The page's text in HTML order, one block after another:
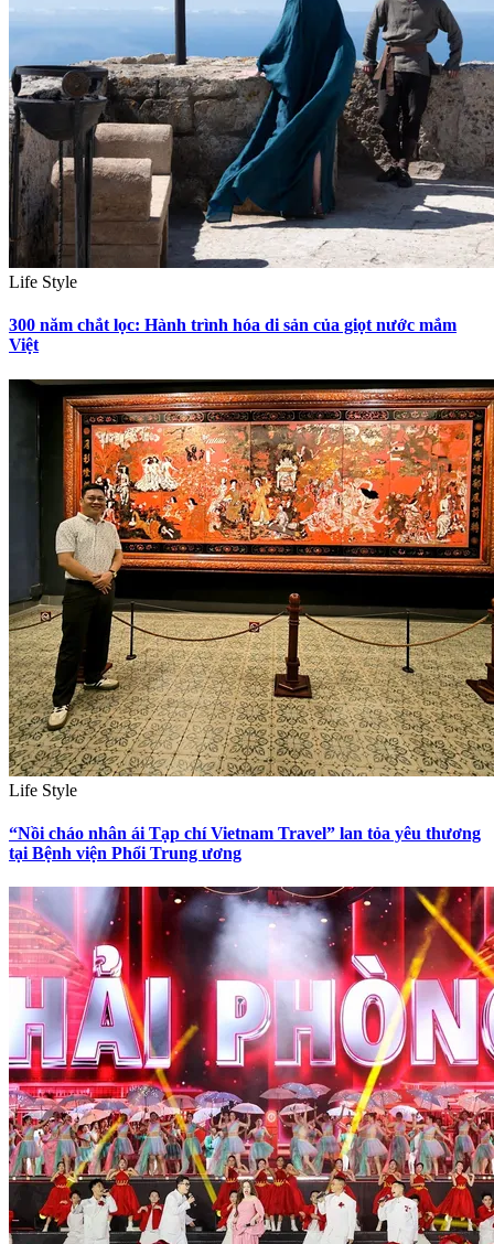
Life Style
300 năm chắt lọc: Hành trình hóa di sản của giọt nước mắm
Việt
Life Style
“Nồi cháo nhân ái Tạp chí Vietnam Travel” lan tỏa yêu thương
tại Bệnh viện Phổi Trung ương